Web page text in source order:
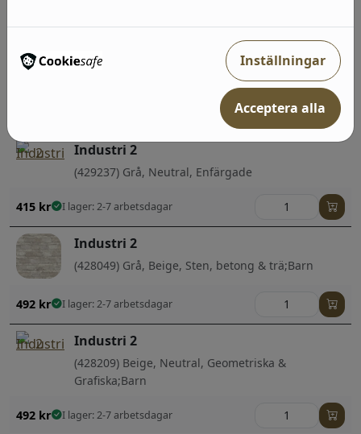
(939545) Grå, Sten, betong & trä;Enfärgade
Industri 2
(429237) Grå, Neutral, Enfärgade
415 kr I lager: 2-7 arbetsdagar
Industri 2
(428049) Grå, Beige, Sten, betong & trä;Barn
492 kr I lager: 2-7 arbetsdagar
Industri 2
(428209) Beige, Neutral, Geometriska &
Grafiska;Barn
492 kr I lager: 2-7 arbetsdagar
Inställningar
Acceptera alla